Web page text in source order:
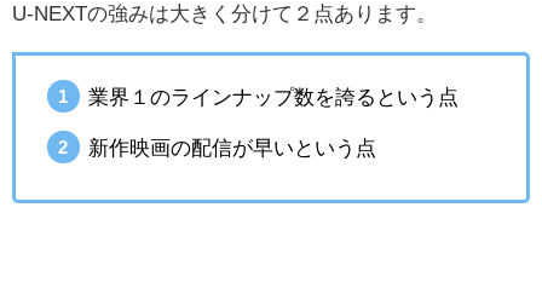
U-NEXTの強みは大きく分けて２点あります。
業界１のラインナップ数を誇るという点
新作映画の配信が早いという点